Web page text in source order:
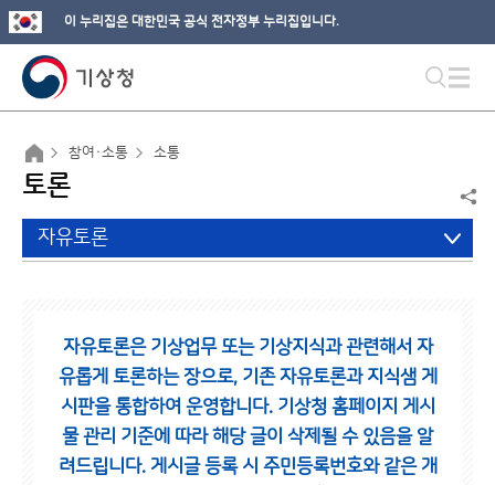
이 누리집은 대한민국 공식 전자정부 누리집입니다.
참여·소통 소통
토론
자유토론
자유토론은 기상업무 또는 기상지식과 관련해서 자
유롭게 토론하는 장으로, 기존 자유토론과 지식샘 게
시판을 통합하여 운영합니다. 기상청 홈페이지 게시
물 관리 기준에 따라 해당 글이 삭제될 수 있음을 알
려드립니다. 게시글 등록 시 주민등록번호와 같은 개